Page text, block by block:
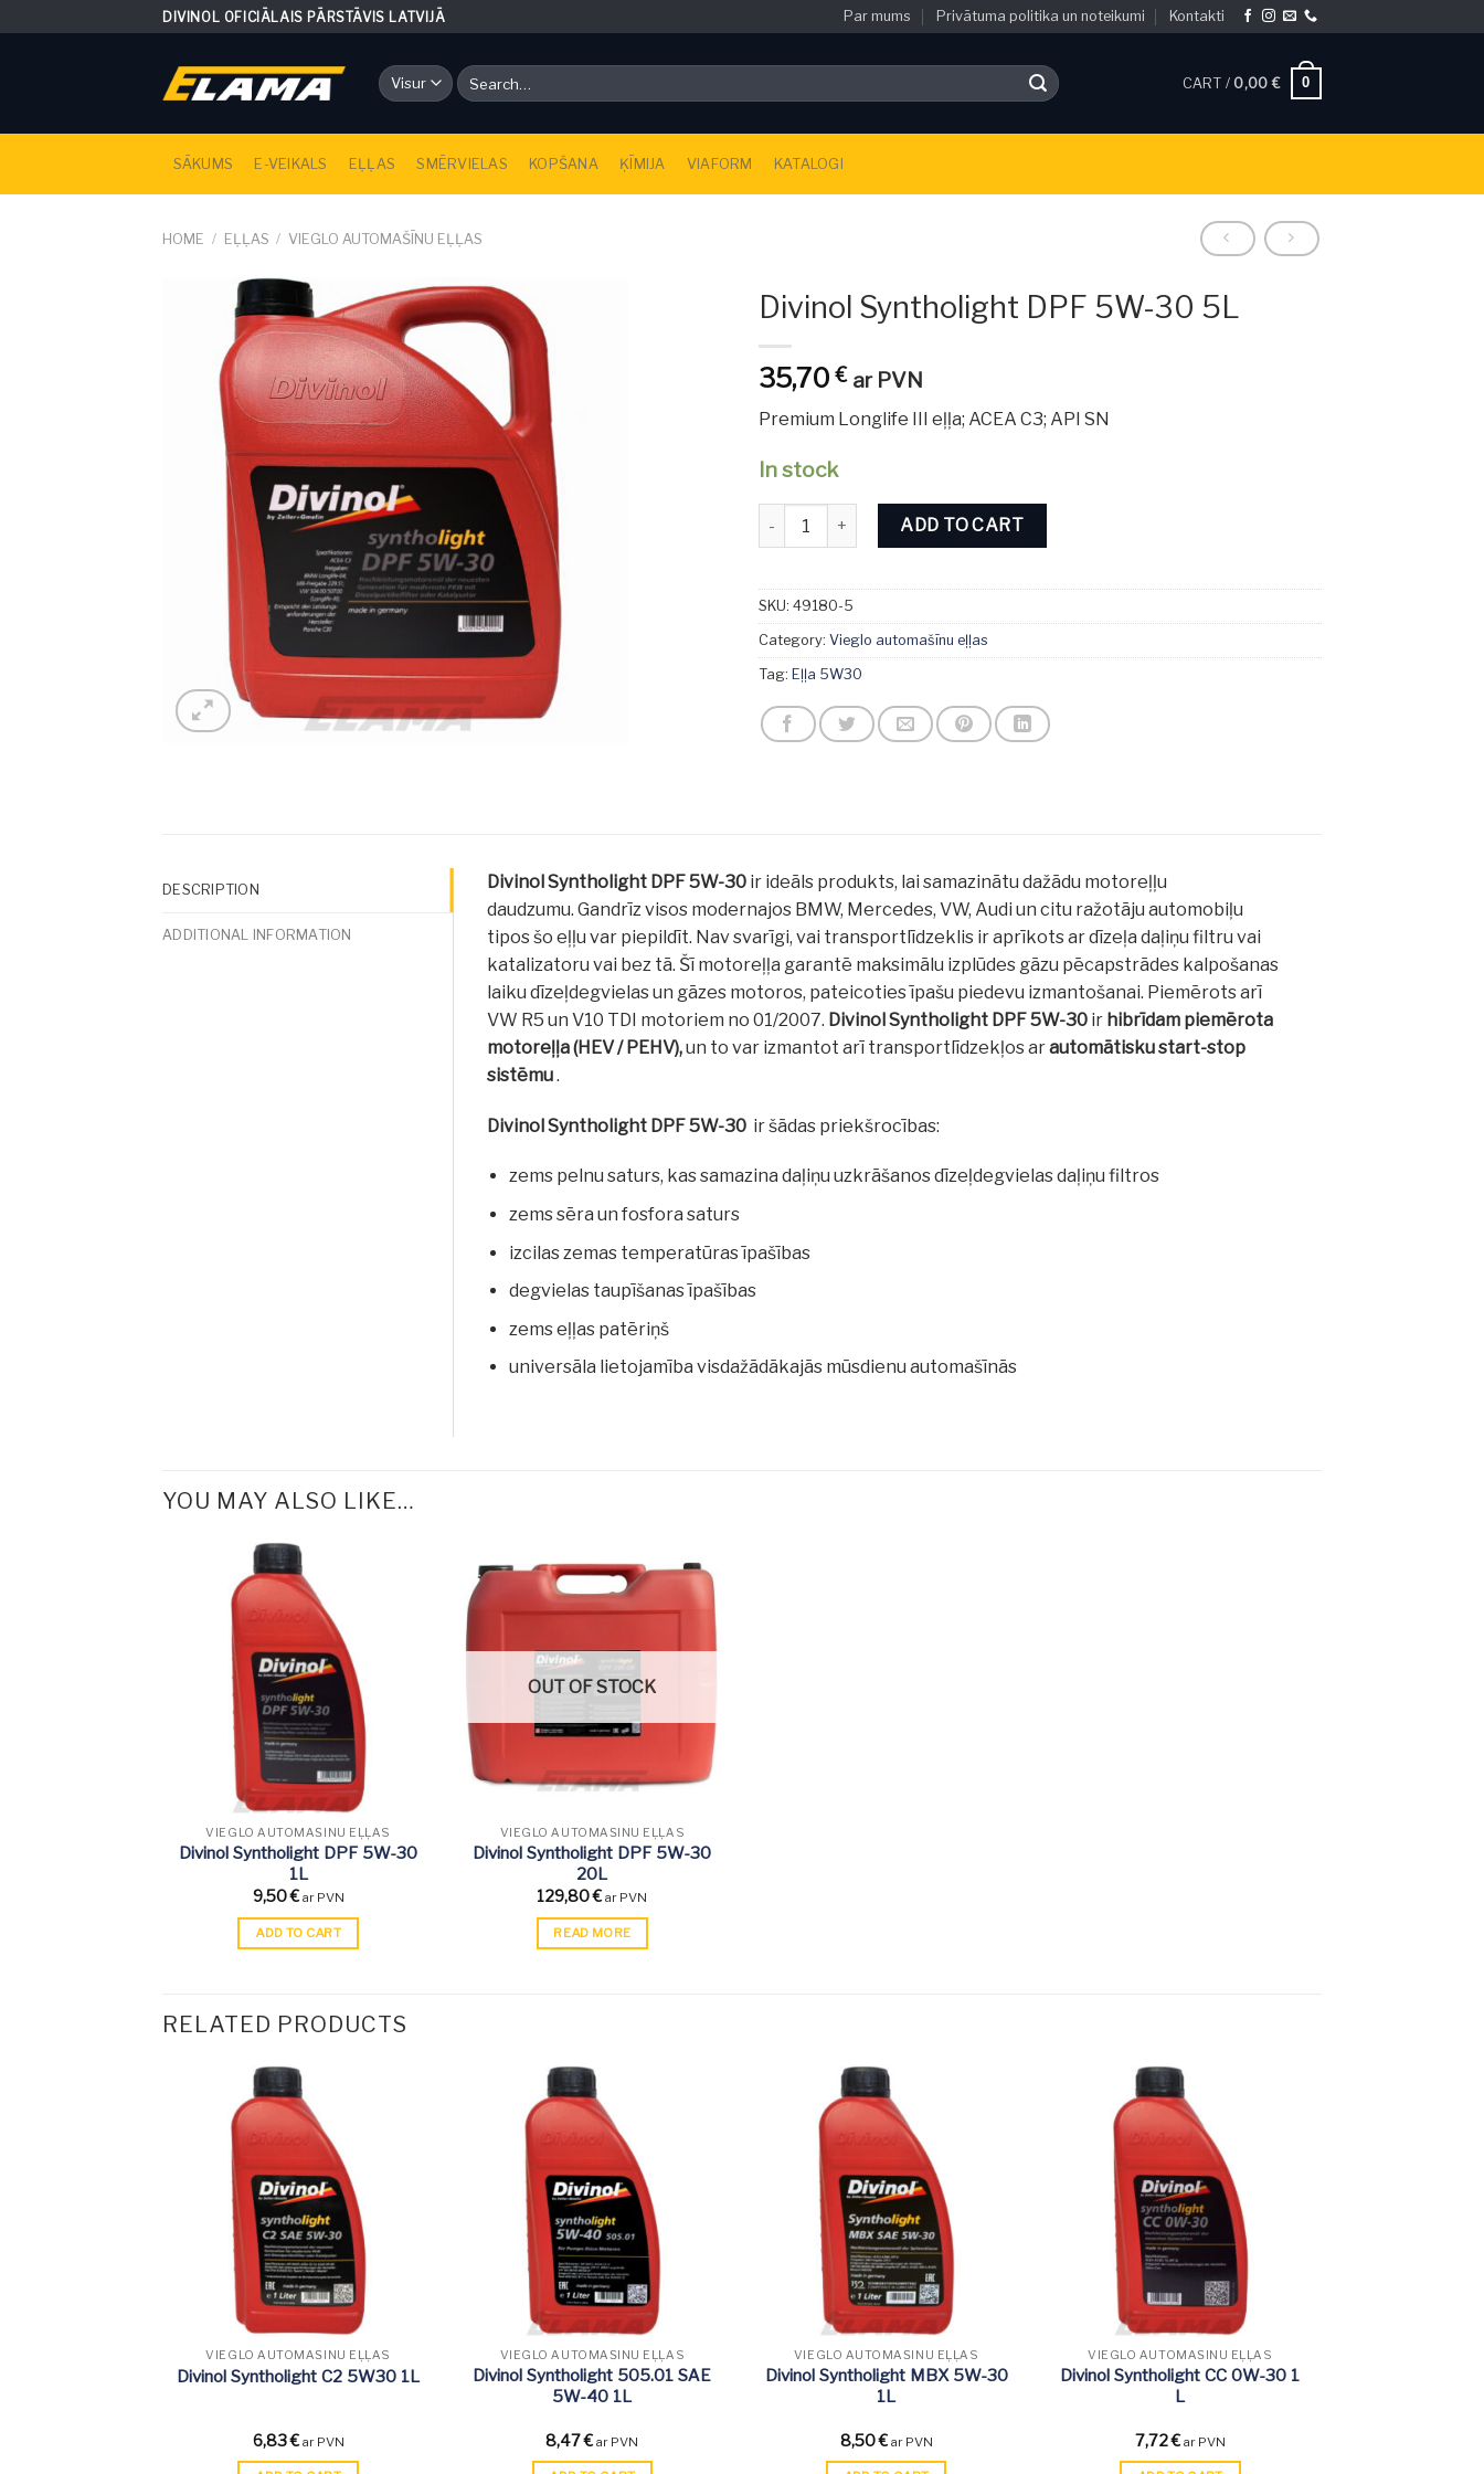
to
DIVINOL OFICIĀLAIS PĀRSTĀVIS LATVIJĀ Par mums Privātuma politika un noteikumi Kontakti
Search
for:
CART / 0,00€ 0
SĀKUMS E-VEIKALS EĻĻAS SMĒRVIELAS KOPŠANA ĶĪMIJA VIAFORM KATALOGI
HOME / EĻĻAS / VIEGLO AUTOMAŠĪNU EĻĻAS
Divinol Syntholight DPF 5W-30 5L
35,70€ ar PVN
Premium Longlife III eļļa; ACEA C3; API SN
In stock
Divinol Syntholight DPF 5W-30 5L quantity
ADD TO CART
SKU: 49180-5
Category: Vieglo automašīnu eļļas
Tag: Eļļa 5W30
DESCRIPTION
ADDITIONAL INFORMATION
Divinol Syntholight DPF 5W-30ir ideāls produkts, lai samazinātu dažādu motoreļļu
daudzumu. Gandrīz visos modernajos BMW, Mercedes, VW, Audi un citu ražotāju automobiļu
tipos šo eļļu var piepildīt. Nav svarīgi, vai transportlīdzeklis ir aprīkots ar dīzeļa daļiņu filtru vai
katalizatoru vai bez tā. Šī motoreļļa garantē maksimālu izplūdes gāzu pēcapstrādes kalpošanas
laiku dīzeļdegvielas un gāzes motoros, pateicoties īpašu piedevu izmantošanai. Piemērots arī
VW R5 un V10 TDI motoriem no 01/2007. Divinol Syntholight DPF 5W-30ir hibrīdam piemērota
motoreļļa (HEV / PEHV),un to var izmantot arī transportlīdzekļos arautomātisku start-stop
sistēmu.
Divinol Syntholight DPF 5W-30 ir šādas priekšrocības:
zems pelnu saturs, kas samazina daļiņu uzkrāšanos dīzeļdegvielas daļiņu filtros
zems sēra un fosfora saturs
izcilas zemas temperatūras īpašības
degvielas taupīšanas īpašības
zems eļļas patēriņš
universāla lietojamība visdažādākajās mūsdienu automašīnās
YOU MAY ALSO LIKE…
VIEGLO AUTOMAŠĪNU EĻĻAS
Divinol Syntholight DPF 5W-30
1L
9,50€ ar PVN
ADD TO CART
OUT OF STOCK
VIEGLO AUTOMAŠĪNU EĻĻAS
Divinol Syntholight DPF 5W-30
20L
129,80€ ar PVN
READ MORE
RELATED PRODUCTS
VIEGLO AUTOMAŠĪNU EĻĻAS
Divinol Syntholight C2 5W30 1L
6,83€ ar PVN
VIEGLO AUTOMAŠĪNU EĻĻAS
Divinol Syntholight 505.01 SAE
5W-40 1L
8,47€ ar PVN
VIEGLO AUTOMAŠĪNU EĻĻAS
Divinol Syntholight MBX 5W-30
1L
8,50€ ar PVN
VIEGLO AUTOMAŠĪNU EĻĻAS
Divinol Syntholight CC 0W-30 1
L
7,72€ ar PVN